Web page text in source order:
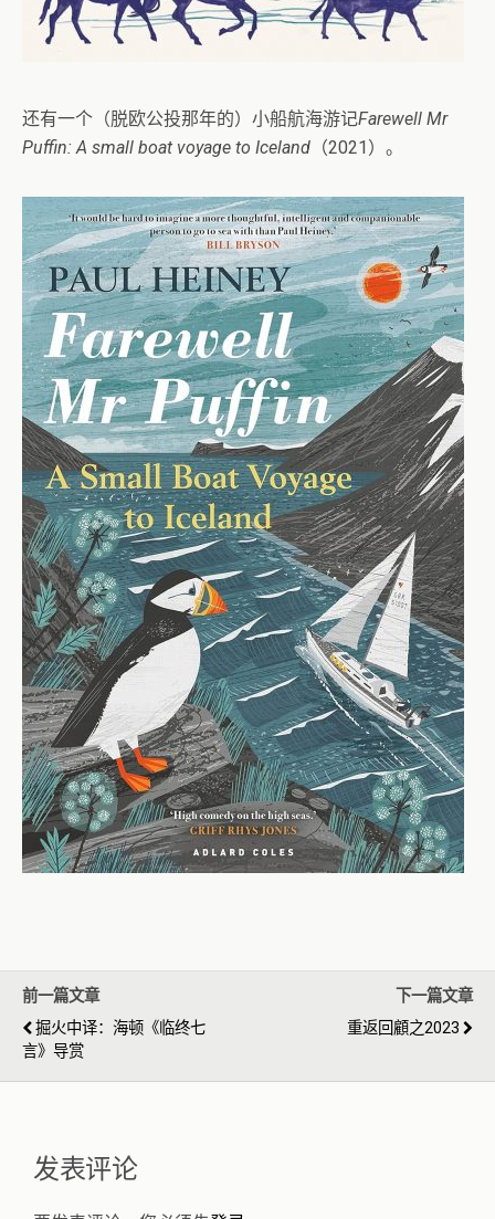
还有一个（脱欧公投那年的）小船航海游记Farewell Mr
Puffin: A small boat voyage to Iceland （2021）。
前一篇文章
掘火中译：海顿《临终七
言》导赏
下一篇文章
重返回顧之2023
发表评论